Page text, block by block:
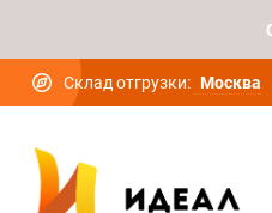
Склад отгрузки: Москва